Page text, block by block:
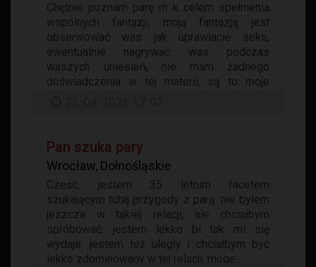
Chętnie poznam parę m k celem spełnienia
wspólnych fantazji, moją fantazją jest
obserwować was jak uprawiacie seks,
ewentualnie nagrywać was podczas
waszych uniesień, nie mam żadnego
doświadczenia w tej materii, są to moje
Pan szuka pary
Wrocław, Dolnośląskie
Cześć, jestem 35 letnim facetem
szukającym tutaj przygody z parą. nie byłem
jeszcze w takiej relacji, ale chciałbym
spróbować. jestem lekko bi tak mi się
wydaje. jestem też uległy i chciałbym być
lekko zdominowany w tej relacji. mogę...